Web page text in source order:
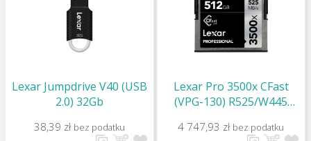
Lexar Jumpdrive V40 (USB
2.0) 32Gb
38,39 zł bez podatku
Lexar Pro 3500x CFast
(VPG-130) R525/W445
4 747,93 zł bez podatku